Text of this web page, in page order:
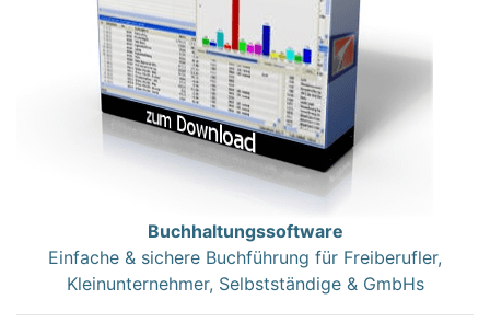
Buchhaltungssoftware
Einfache & sichere Buchführung für Freiberufler,
Kleinunternehmer, Selbstständige & GmbHs